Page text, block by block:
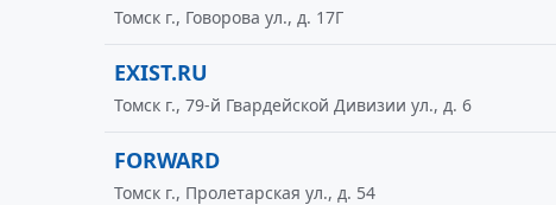
Томск г., Говорова ул., д. 17Г
EXIST.RU
Томск г., 79-й Гвардейской Дивизии ул., д. 6
FORWARD
Томск г., Пролетарская ул., д. 54